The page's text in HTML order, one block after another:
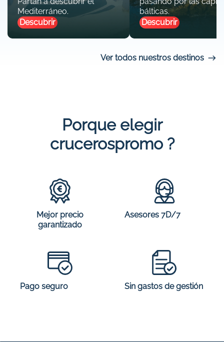
Mediterráneo.
Descubrir
bálticas.
Descubrir
Ver todos nuestros destinos
Porque elegir
crucerospromo ?
Mejor precio
garantizado
Asesores 7D/7
Pago seguro Sin gastos de gestión